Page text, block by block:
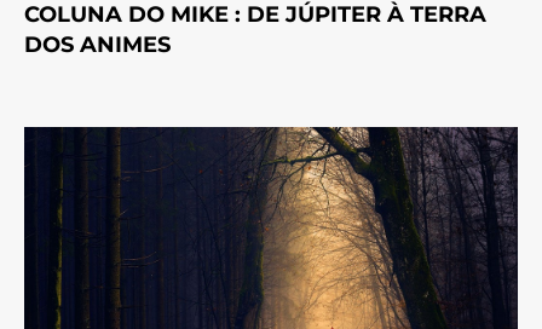
COLUNA DO MIKE : DE JÚPITER À TERRA
DOS ANIMES